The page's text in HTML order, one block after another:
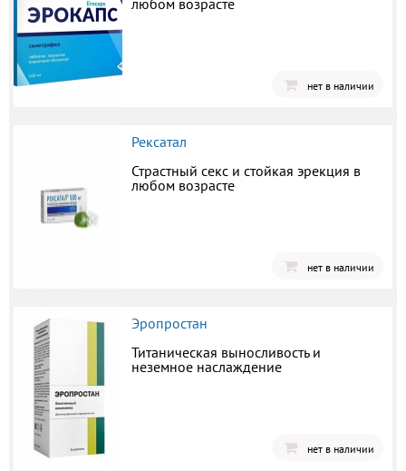
любом возрасте
нет в наличии
Рексатал
Страстный секс и стойкая эрекция в
любом возрасте
нет в наличии
Эропростан
Титаническая выносливость и
неземное наслаждение
нет в наличии